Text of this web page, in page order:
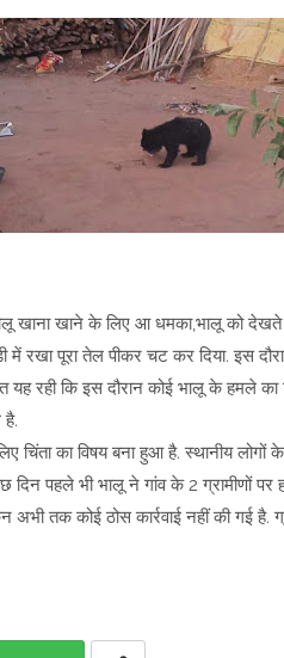
खाना खाने के लिए आ धमका,भालू को
पूरा तेल पीकर चट कर दिया. इस
यह रही कि इस दौरान कोई भालू के
का विषय बना हुआ है. स्थानीय लोगों
दिन पहले भी भालू ने गांव के 2 ग्रामीणों पर
तक कोई ठोस कार्रवाई नहीं की गई है.